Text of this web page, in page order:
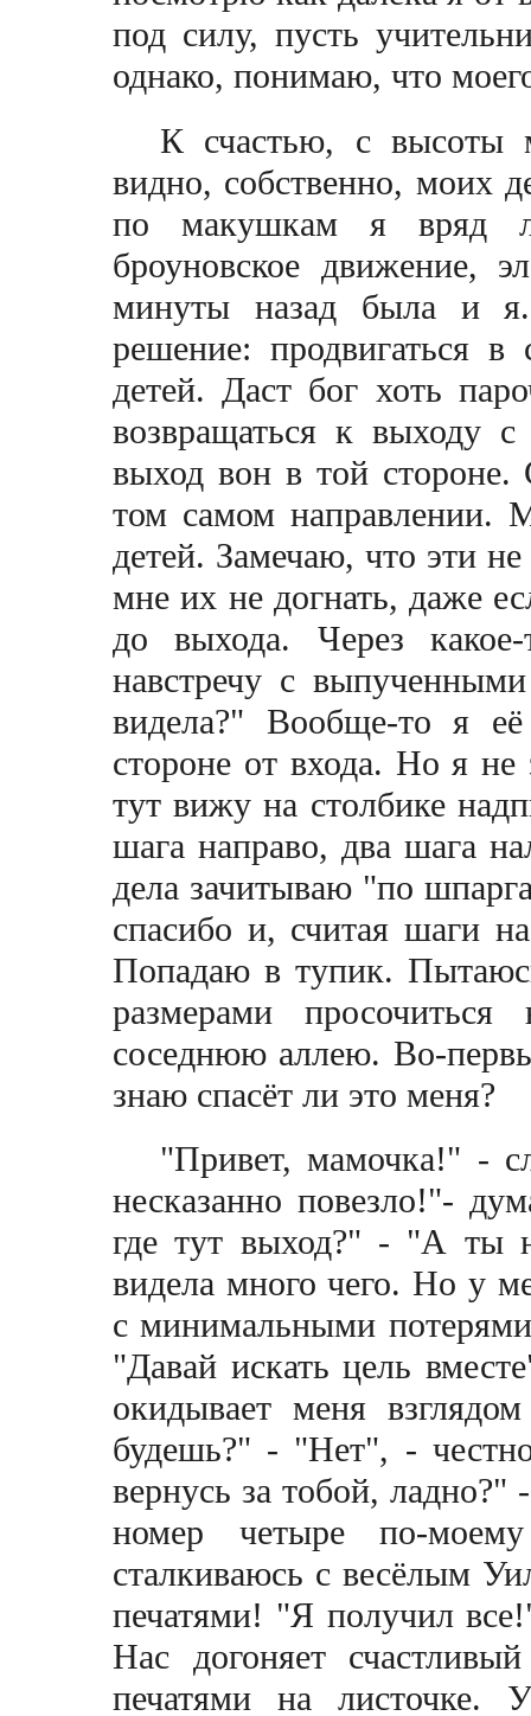
под силу, пусть
однако, понимаю, что
К счастью, с высоты
видно, собственно, моих
по макушкам я вряд
броуновское движение,
минуты назад была и
решение: продвигаться
детей. Даст бог хоть
возвращаться к выходу
выход вон в той
том самом направлении.
детей. Замечаю, что эти
мне их не догнать, даже
до выхода. Через
навстречу с
видела?" Вообще-то я
стороне от входа. Но я
тут вижу на столбике
шага направо, два шага
дела зачитываю "по
спасибо и, считая шаги
Попадаю в тупик.
размерами
соседнюю аллею. Во-
знаю спасёт ли это меня?
"Привет, мамочка!" -
несказанно повезло!"-
где тут выход?" - "А ты
видела много чего. Но у
с минимальными
"Давай искать цель
окидывает меня
будешь?" - "Нет", -
вернусь за тобой,
номер четыре по-
сталкиваюсь с весёлым
печатями! "Я получил
Нас догоняет
печатями на